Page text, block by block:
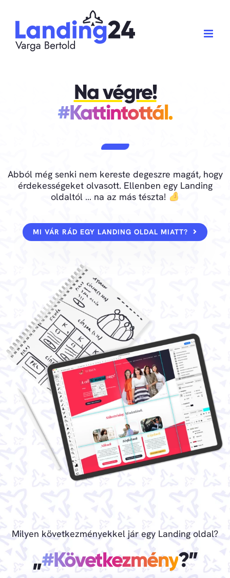
Na végre!
#Kattintottál.
Abból még senki nem kereste degeszre magát, hogy
érdekességeketolvasott. Ellenben egy Landing
oldaltól … na az más tészta!
MI VÁR RÁD EGY LANDING OLDAL MIATT?
Milyen következményekkel jár egy Landing oldal?
„#Következmény?”